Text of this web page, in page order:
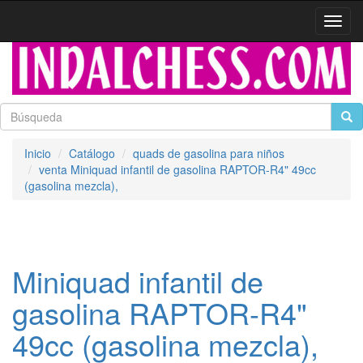
Inicio Catálogo
quads de gasolina para niños
venta Miniquad infantil de gasolina RAPTOR-R4" 49cc
(gasolina mezcla),
Miniquad infantil de
gasolina RAPTOR-R4"
49cc (gasolina mezcla),